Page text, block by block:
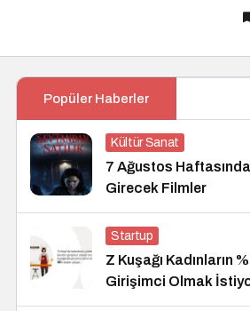
Popüler Haberler
Kültür Sanat
7 Ağustos
Girecek Filmler
Startup
Z Kuşağı Kadınların
Girişimci Olmak